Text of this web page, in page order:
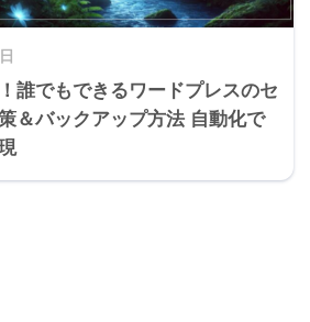
誰でもできるワードプレスのセ
＆バックアップ方法 自動化で